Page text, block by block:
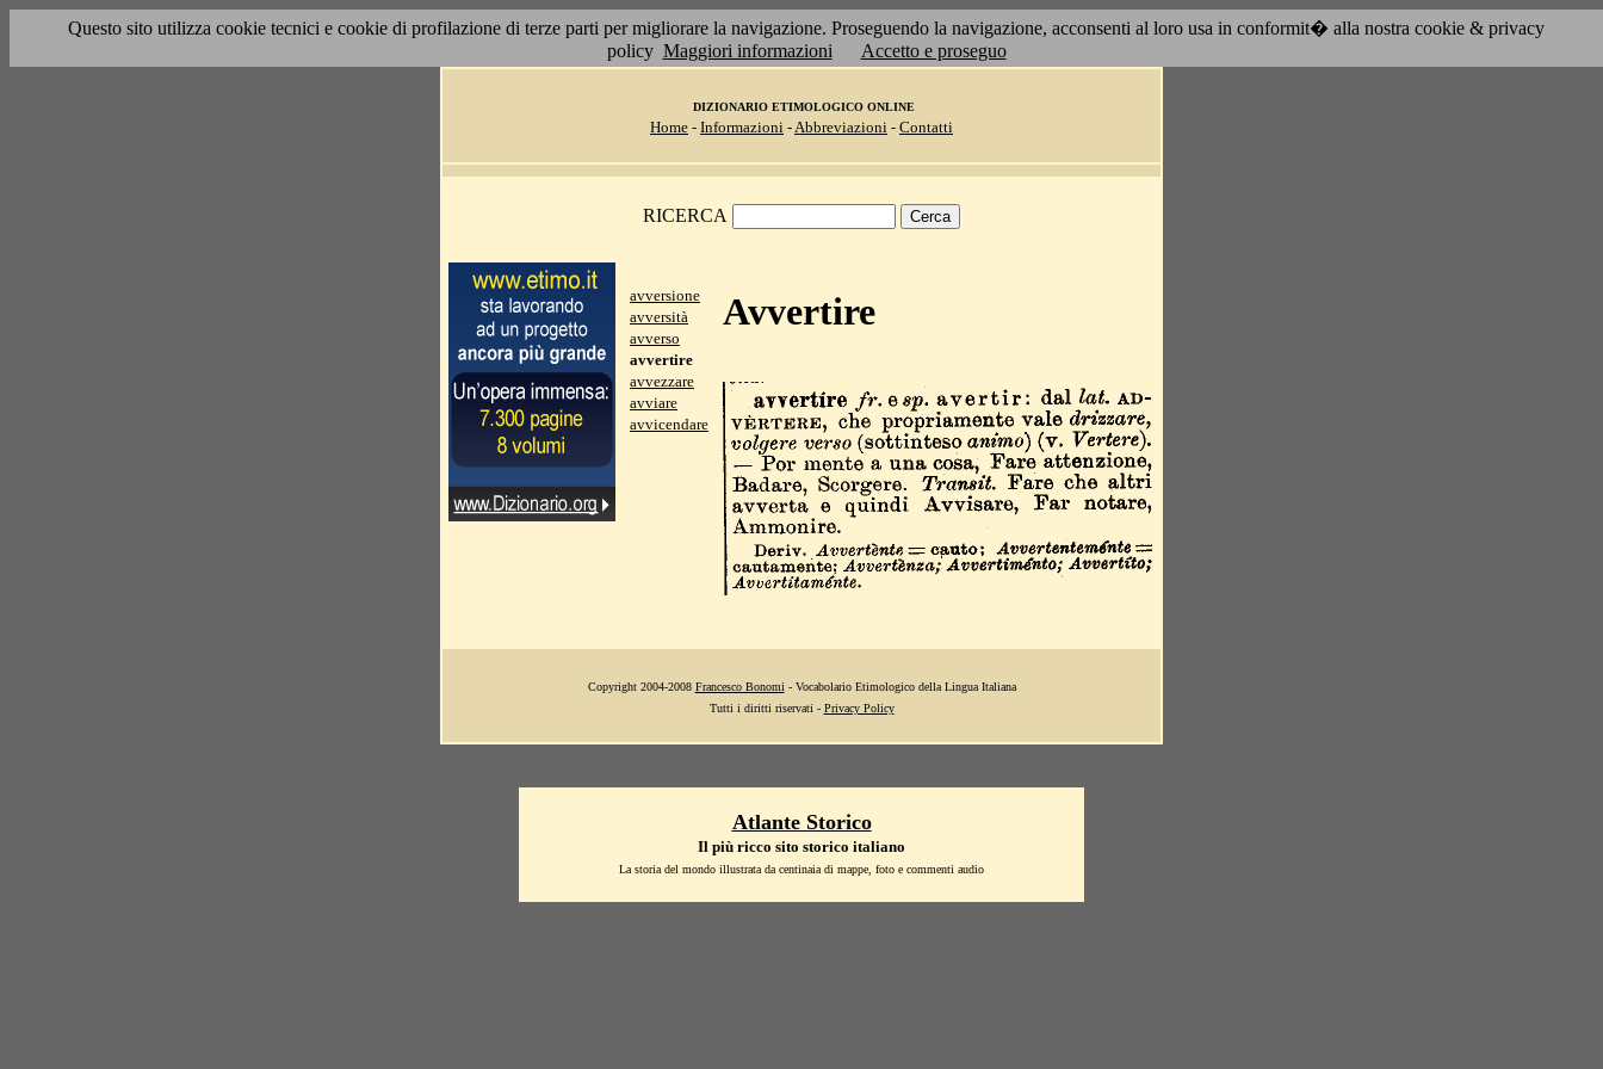
Questo sito utilizza cookie tecnici e cookie di profilazione di terze parti per migliorare la navigazione. Proseguendo la navigazione, acconsenti al loro usa in conformit� alla nostra cookie & privacy
policy Maggiori informazioni Accetto e proseguo
DIZIONARIO ETIMOLOGICO ONLINE
Home - Informazioni -Abbreviazioni - Contatti
RICERCA
avversione
avversità
avverso
avvertire
avvezzare
avviare
avvicendare
Avvertire
Copyright 2004-2008 Francesco Bonomi - Vocabolario Etimologico della Lingua Italiana
Tutti i diritti riservati - Privacy Policy
Atlante Storico
Il più ricco sito storico italiano
La storia del mondo illustrata da centinaia di mappe, foto e commenti audio